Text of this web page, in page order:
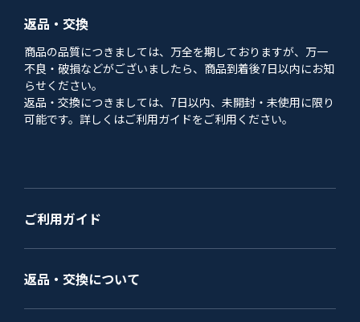
返品・交換
商品の品質につきましては、万全を期しておりますが、万一
不良・破損などがございましたら、商品到着後7日以内にお知
らせください。
返品・交換につきましては、7日以内、未開封・未使用に限り
可能です。詳しくはご利用ガイドをご利用ください。
ご利用ガイド
返品・交換について